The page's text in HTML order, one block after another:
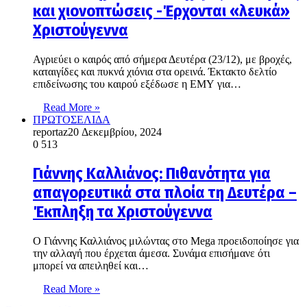
και χιονοπτώσεις -Έρχονται «λευκά»
Χριστούγεννα
Αγριεύει ο καιρός από σήμερα Δευτέρα (23/12), με βροχές,
καταιγίδες και πυκνά χιόνια στα ορεινά. Έκτακτο δελτίο
επιδείνωσης του καιρού εξέδωσε η ΕΜΥ για…
Read More »
ΠΡΩΤΟΣΕΛΙΔΑ
reportaz20 Δεκεμβρίου, 2024
0 513
Γιάννης Καλλιάνος: Πιθανότητα για
απαγορευτικά στα πλοία τη Δευτέρα –
Έκπληξη τα Χριστούγεννα
Ο Γιάννης Καλλιάνος μιλώντας στο Mega προειδοποίησε για
την αλλαγή που έρχεται άμεσα. Συνάμα επισήμανε ότι
μπορεί να απειληθεί και…
Read More »